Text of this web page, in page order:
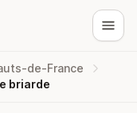
de-France
briarde